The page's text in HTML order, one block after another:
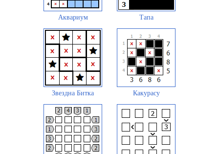
Аквариум Тапа
Звездна Битка Какурасу